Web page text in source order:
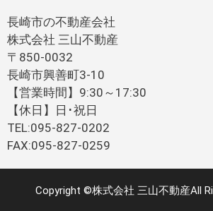
長崎市の不動産会社
株式会社 三山不動産
〒850-0032
長崎市興善町3-10
【営業時間】9:30～17:30
【休日】日･祝日
TEL:095-827-0202
FAX:095-827-0259
Copyright ©株式会社 三山不動産All